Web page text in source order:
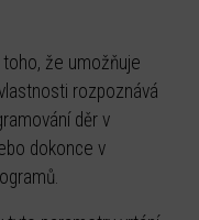
že umožňuje
rozpoznává
děr v
dokonce v